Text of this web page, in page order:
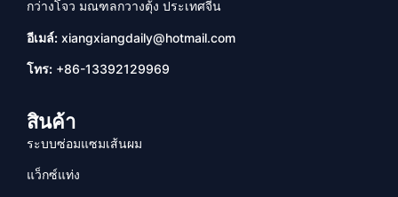
กว่างโจว มณฑลกวางตุ้ง ประเทศจีน
อีเมล์: xiangxiangdaily@hotmail.com
โทร: +86-13392129969
สินค้า
ระบบซ่อมแซมเส้นผม
แว็กซ์แท่ง